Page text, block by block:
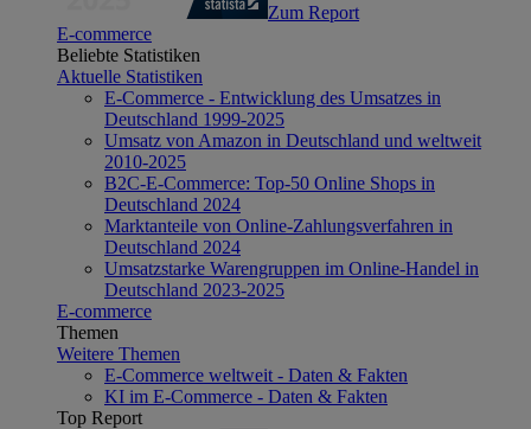
Zum Report
E-commerce
Beliebte Statistiken
Aktuelle Statistiken
E-Commerce - Entwicklung des Umsatzes in
Deutschland 1999-2025
Umsatz von Amazon in Deutschland und weltweit
2010-2025
B2C-E-Commerce: Top-50 Online Shops in
Deutschland 2024
Marktanteile von Online-Zahlungsverfahren in
Deutschland 2024
Umsatzstarke Warengruppen im Online-Handel in
Deutschland 2023-2025
E-commerce
Themen
Weitere Themen
E-Commerce weltweit - Daten & Fakten
KI im E-Commerce - Daten & Fakten
Top Report